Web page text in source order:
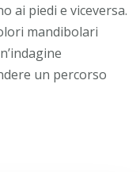
ai piedi e viceversa.
mandibolari
un percorso